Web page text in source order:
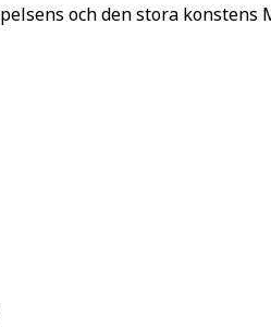
och den stora